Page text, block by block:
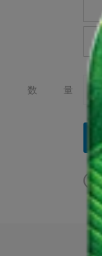
数量